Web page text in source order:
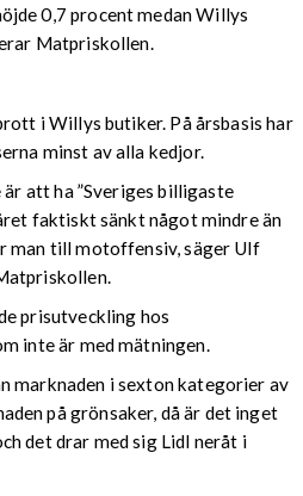
0,7 procent medan Willys
Matpriskollen.
i Willys butiker. På årsbasis har
minst av alla kedjor.
att ha ”Sveriges billigaste
faktiskt sänkt något mindre än
man till motoffensiv, säger Ulf
prisutveckling hos
inte är med mätningen.
marknaden i sexton kategorier av
på grönsaker, då är det inget
det drar med sig Lidl neråt i